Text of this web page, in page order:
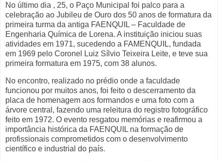
No último dia , 25, o Paço Municipal foi palco para a
celebração ao Jubileu de Ouro dos 50 anos de formatura da
primeira turma da antiga FAENQUIL – Faculdade de
Engenharia Química de Lorena. A instituição iniciou suas
atividades em 1971, sucedendo a FAMENQUIL, fundada
em 1969 pelo Coronel Luiz Sílvio Teixeira Leite, e teve sua
primeira formatura em 1975, com 38 alunos.
No encontro, realizado no prédio onde a faculdade
funcionou por muitos anos, foi feito o descerramento da
placa de homenagem aos formandos e uma foto com a
árvore central, fazendo uma releitura do registro fotográfico
feito em 1972. O evento resgatou memórias e reafirmou a
importância histórica da FAENQUIL na formação de
profissionais comprometidos com o desenvolvimento
científico e industrial do país.